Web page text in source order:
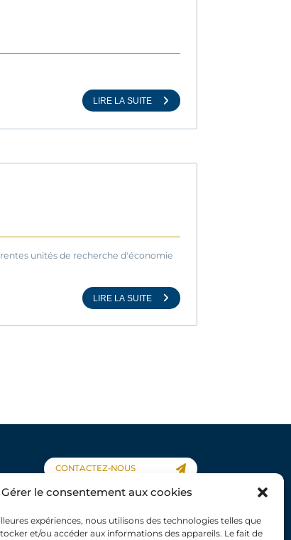
Gérer le consentement aux cookies
expériences, nous utilisons des technologies telles que
et/ou accéder aux informations des appareils. Le fait de
LIRE LA SUITE
unités de recherche d'économie
LIRE LA SUITE
CONTACTEZ-NOUS